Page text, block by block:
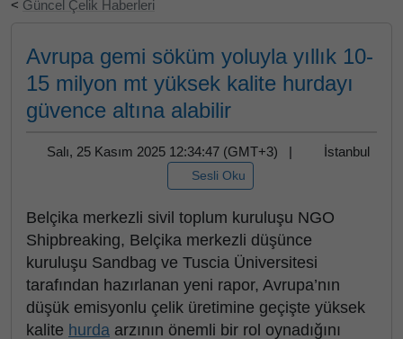
< Güncel Çelik Haberleri
Avrupa gemi söküm yoluyla yıllık 10-
15 milyon mt yüksek kalite hurdayı
güvence altına alabilir
Salı, 25 Kasım 2025 12:34:47 (GMT+3) | İstanbul
Sesli Oku
Belçika merkezli sivil toplum kuruluşu NGO
Shipbreaking, Belçika merkezli düşünce
kuruluşu Sandbag ve Tuscia Üniversitesi
tarafından hazırlanan yeni rapor, Avrupa’nın
düşük emisyonlu çelik üretimine geçişte yüksek
kalite hurda arzının önemli bir rol oynadığını